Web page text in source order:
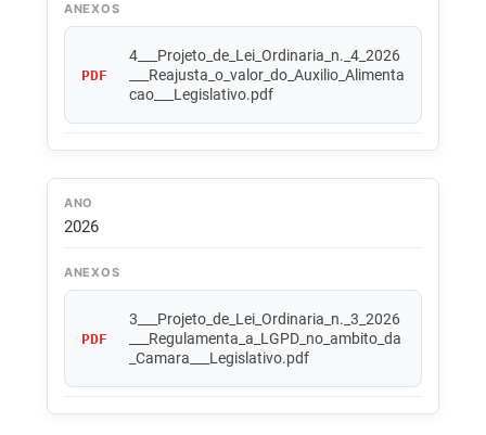
ANEXOS
PDF
4___Projeto_de_Lei_Ordinaria_n._4_2026
___Reajusta_o_valor_do_Auxilio_Alimenta
cao___Legislativo.pdf
ANO
2026
ANEXOS
PDF
3___Projeto_de_Lei_Ordinaria_n._3_2026
___Regulamenta_a_LGPD_no_ambito_da
_Camara___Legislativo.pdf